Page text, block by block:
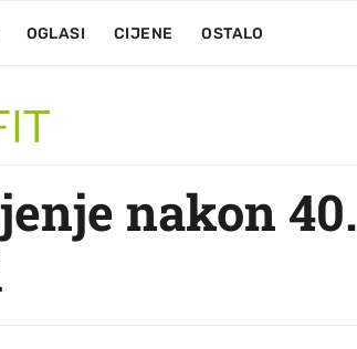
OGLASI CIJENE OSTALO
nakon 40.